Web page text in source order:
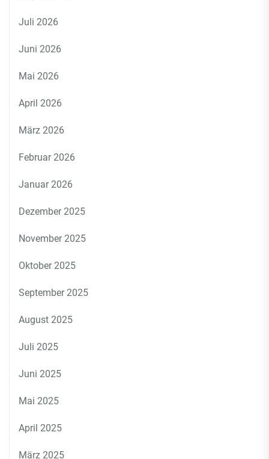
Juli 2026
Juni 2026
Mai 2026
April 2026
März 2026
Februar 2026
Januar 2026
Dezember 2025
November 2025
Oktober 2025
September 2025
August 2025
Juli 2025
Juni 2025
Mai 2025
April 2025
März 2025